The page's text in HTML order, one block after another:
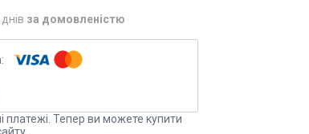
за домовленістю
платежі. Тепер ви можете купити